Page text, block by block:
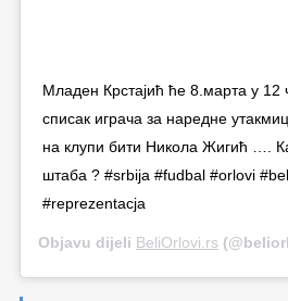
Младен Крстајић ће 8.марта у 12
списак играча за наредне
на клупи бити Никола Жигић ….
штаба ? #srbija #fudbal #orlovi
#reprezentacja
Objavu dijeli BeliOrlovi.rs